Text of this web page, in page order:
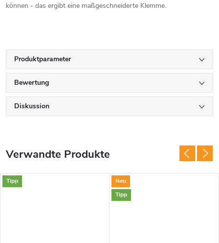
können - das ergibt eine maßgeschneiderte Klemme.
Produktparameter
Bewertung
Diskussion
Verwandte Produkte
Tipp
Neu
Tipp